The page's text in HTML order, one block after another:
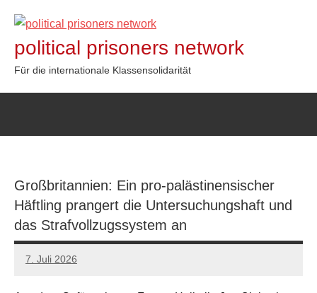
Inhalt
springen
political prisoners network
Für die internationale Klassensolidarität
Großbritannien: Ein pro-palästinensischer
Häftling prangert die Untersuchungshaft und
das Strafvollzugssystem an
7. Juli 2026
network